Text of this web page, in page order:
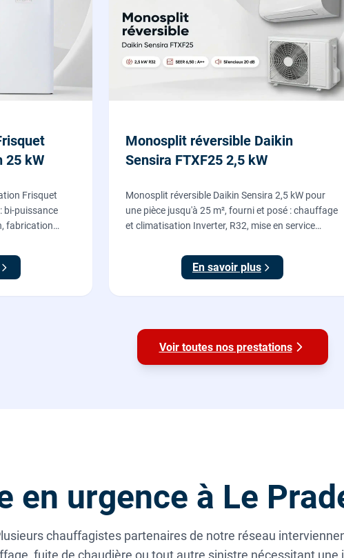
25 kW
Frisquet
bi-puissance
fabrication
Monosplit réversible Daikin
Sensira FTXF25 2,5 kW
Monosplit réversible Daikin Sensira 2,5 kW pour
une pièce jusqu'à 25 m², fourni et posé : chauffage
et climatisation Inverter, R32, mise en service
En savoir plus
Voir toutes nos prestations
en urgence à Le
chauffagistes partenaires de notre réseau
fuite de chaudière ou tout autre sinistre nécessitant